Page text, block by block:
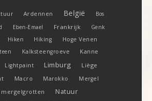
Ardennen België Bos
Eben-Emael Frankrijk
Genk
Hiken Hiking Hoge Venen
Kalksteengroeve
Kanne
Lightpaint Limburg
Liège
Macro Marokko Mergel
mergelgrotten Natuur